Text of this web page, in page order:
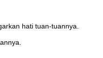
hati tuan-tuannya.